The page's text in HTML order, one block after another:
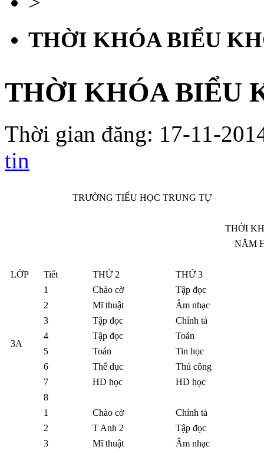
THỜI KHÓA BIỂU
THỜI KHÓA BIỂU
Thời gian đăng: 17-11-
tin
TRƯỜNG TIỂU HỌC TRUNG TỰ
THỜI
NĂM
LỚP Tiết THỨ 2 THỨ 3
3A
1 Chào cờ
Tập đọc
2
Mĩ thuật
Âm nhạc
3
Tập đọc
Chính tả
4
Tập đọc
Toán
5
Toán
Tin học
6
Thể dục
Thủ công
7
HD học
HD học
8
1 Chào cờ
Chính tả
2
T Anh 2
Tập đọc
3
Mĩ thuật
Âm nhạc